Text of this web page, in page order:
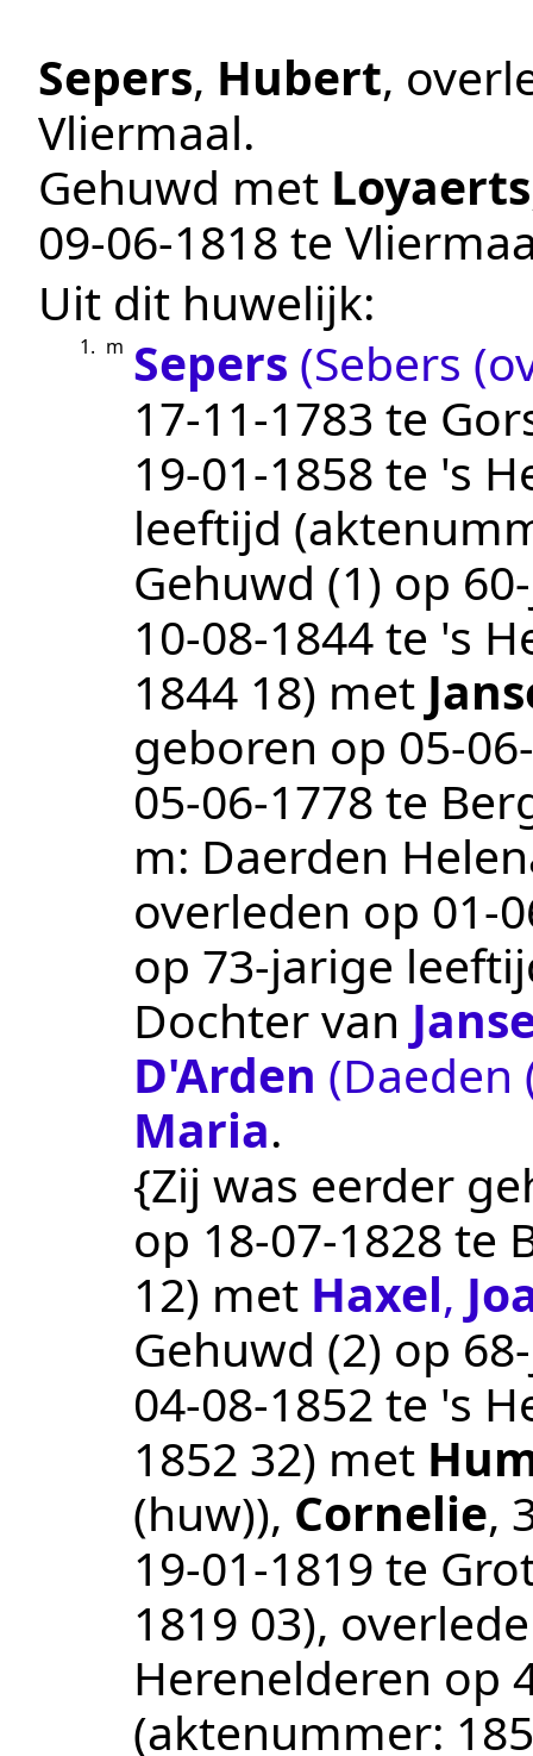
Sepers, Hubert,
Vliermaal.
Gehuwd met Loyaerts
09‑06‑1818 te
Uit dit huwelijk:
1. m Sepers (Sebers
17‑11‑1783 te
19‑01‑1858 te 's
leeftijd
Gehuwd (1) op
10‑08‑1844te 's
1844 18) met
geboren op
05‑06‑1778 te
m: Daerden
overleden op
op 73-jarige
Dochter van
D'Arden (Daeden
Maria.
{Zij was eerder
op 18‑07‑1828 te
12) met Haxel,
Gehuwd (2) op
04‑08‑1852 te 's
1852 32) met
(huw)), Cornelie,
19‑01‑1819 te
1819 03),
Herenelderen op
(aktenummer: